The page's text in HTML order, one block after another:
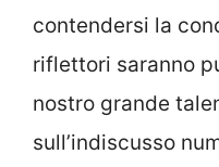
contendersi la
riflettori saranno
nostro grande
sull’indiscusso